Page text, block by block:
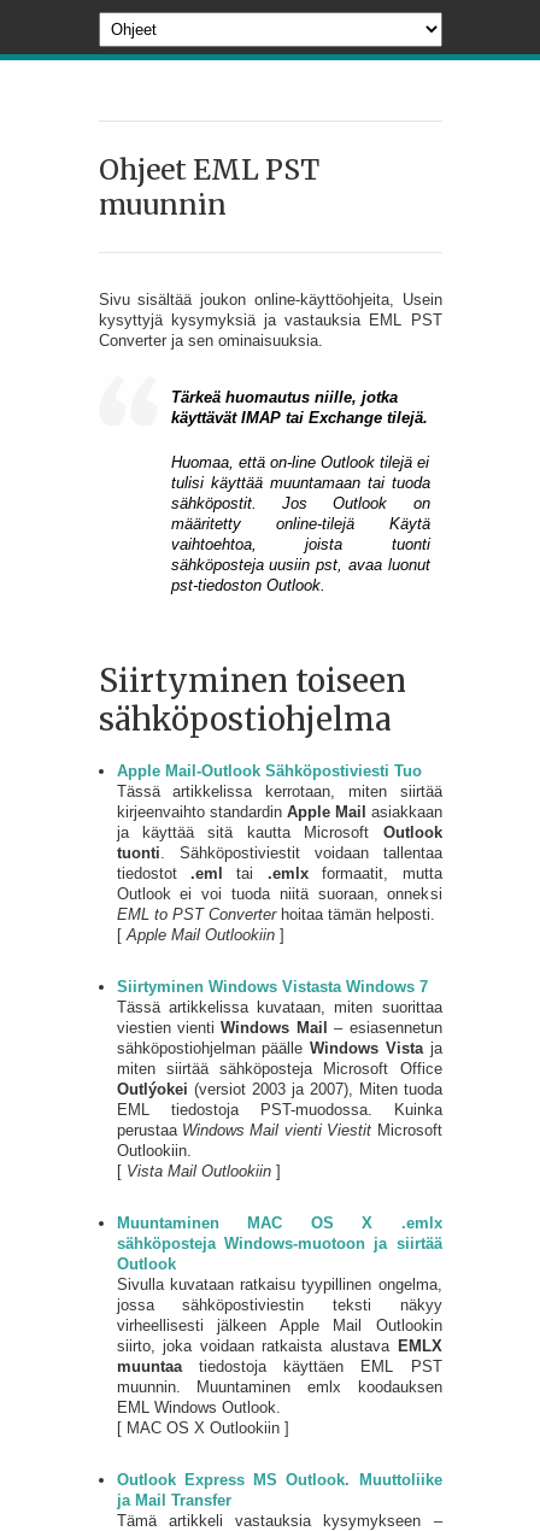
Ohjeet EML PST
muunnin
Sivu sisältää joukon online-käyttöohjeita, Usein
kysyttyjä kysymyksiä ja vastauksia EML PST
Converter ja sen ominaisuuksia.
Tärkeä huomautus niille, jotka
käyttävät IMAP tai Exchange tilejä.
Huomaa, että on-line Outlook tilejä ei
tulisi käyttää muuntamaan tai tuoda
sähköpostit. Jos Outlook on
määritetty online-tilejä Käytä
vaihtoehtoa, joista tuonti
sähköposteja uusiin pst, avaa luonut
pst-tiedoston Outlook.
Siirtyminen toiseen
sähköpostiohjelma
Apple Mail-Outlook Sähköpostiviesti Tuo
Tässä artikkelissa kerrotaan, miten siirtää
kirjeenvaihto standardin Apple Mail asiakkaan
ja käyttää sitä kautta Microsoft Outlook
tuonti. Sähköpostiviestit voidaan tallentaa
tiedostot .eml tai .emlxformaatit, mutta
Outlook ei voi tuoda niitä suoraan, onneksi
EML to PST Converterhoitaa tämän helposti.
[Apple Mail Outlookiin]
Siirtyminen Windows Vistasta Windows 7
Tässä artikkelissa kuvataan, miten suorittaa
viestien vientiWindows Mail
– esiasennetun
sähköpostiohjelman päälle Windows Vistaja
miten siirtää sähköposteja Microsoft Office
Outlýokei (versiot 2003 ja 2007), Miten tuoda
EML tiedostoja PST-muodossa. Kuinka
perustaa Windows Mail vienti Viestit Microsoft
Outlookiin.
[ Vista Mail Outlookiin]
Muuntaminen MAC OS X .emlx
sähköposteja Windows-muotoon ja siirtää
Outlook
Sivulla kuvataan ratkaisu tyypillinen ongelma,
jossa sähköpostiviestin teksti näkyy
virheellisesti jälkeen Apple Mail Outlookin
siirto, joka voidaan ratkaista alustava EMLX
muuntaatiedostoja käyttäen EML PST
muunnin. Muuntaminen emlx koodauksen
EML Windows Outlook.
[ MAC OS X Outlookiin ]
Outlook Express MS Outlook. Muuttoliike
ja Mail Transfer
Tämä artikkeli vastauksia kysymykseen –